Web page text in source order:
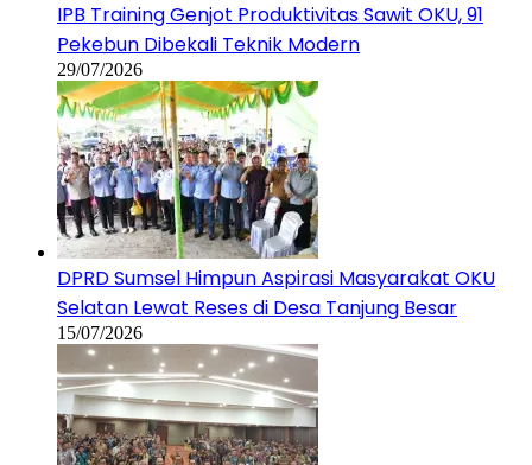
IPB Training Genjot Produktivitas Sawit OKU, 91
Pekebun Dibekali Teknik Modern
29/07/2026
DPRD Sumsel Himpun Aspirasi Masyarakat OKU
Selatan Lewat Reses di Desa Tanjung Besar
15/07/2026